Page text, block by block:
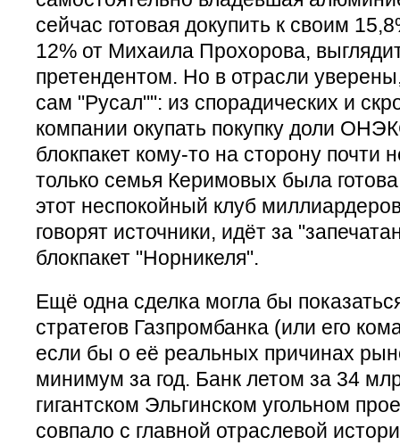
сейчас готовая докупить к своим
12% от Михаила Прохорова,
претендентом. Но в отрасли
сам "Русал"": из спорадических и
компании окупать покупку доли
блокпакет кому-то на сторону почти
только семья Керимовых была
этот неспокойный клуб
говорят источники, идёт за
блокпакет "Норникеля".
Ещё одна сделка могла бы
стратегов Газпромбанка (или его
если бы о её реальных причинах
минимум за год. Банк летом за 34
гигантском Эльгинском угольном
совпало с главной отраслевой